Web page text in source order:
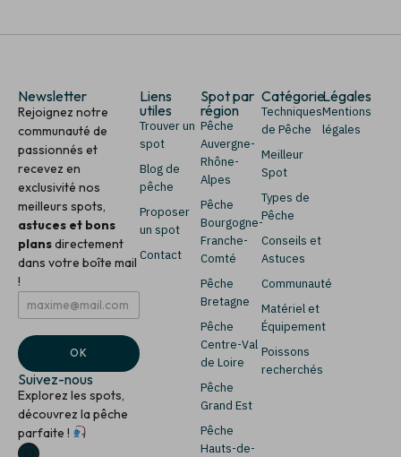
Newsletter
Rejoignez notre
communauté de
passionnés et
recevez en
exclusivité nos
meilleurs spots,
astuces et bons
plansdirectement
dans votre boîte mail
!
*
*
m
a
i
l
E
m
i
l
*
OK
Suivez-nous
Explorez les spots,
découvrez la pêche
parfaite !
Liens
utiles
Trouver un
spot
Blog de
pêche
Proposer
un spot
Contact
Spot par
région
Pêche
Auvergne-
Rhône-
Alpes
Pêche
Bourgogne-
Franche-
Comté
Pêche
Bretagne
Pêche
Centre-Val
de Loire
Pêche
Grand Est
Pêche
Hauts-de-
Catégorie
Techniques
de Pêche
Meilleur
Spot
Types de
Pêche
Conseils et
Astuces
Communauté
Matériel et
Équipement
Poissons
recherchés
Légales
Mentions
légales